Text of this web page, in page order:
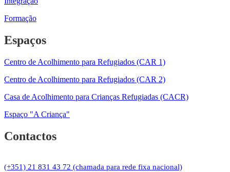
Formação
Espaços
Centro de Acolhimento para Refugiados (CAR 1)
Centro de Acolhimento para Refugiados (CAR 2)
Casa de Acolhimento para Crianças Refugiadas (CACR)
Espaço "A Criança"
Contactos
(+351) 21 831 43 72 (chamada para rede fixa nacional)